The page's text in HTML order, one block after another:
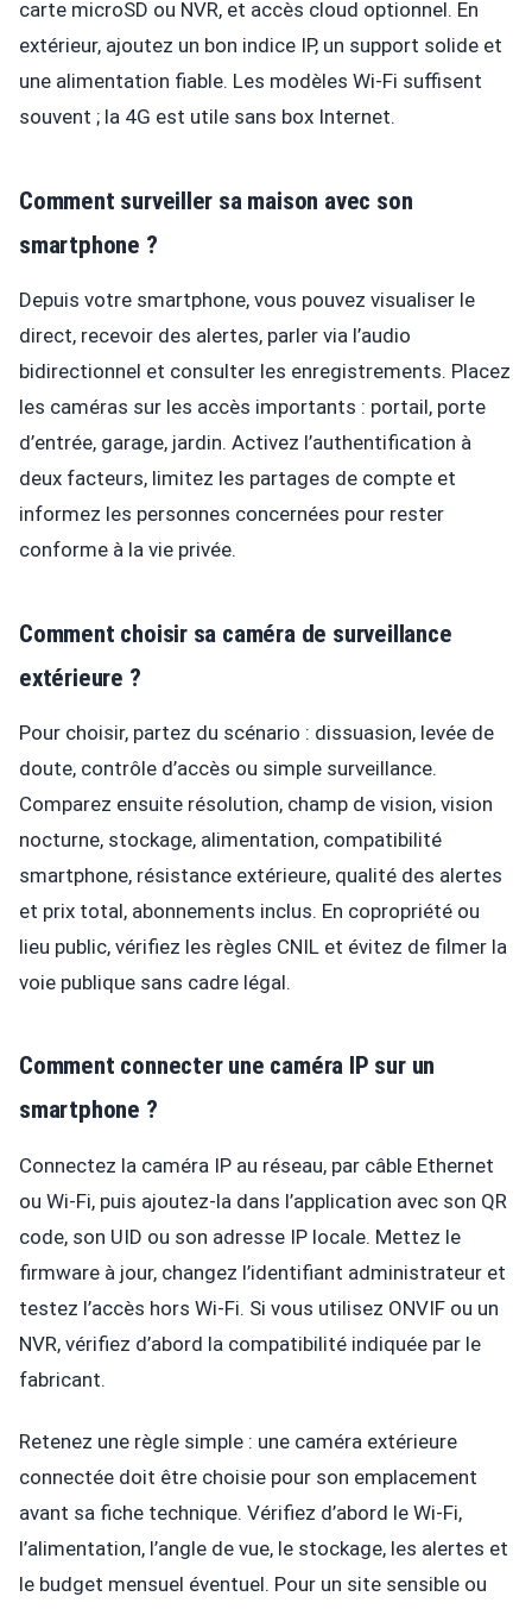
carte microSD ou NVR, et accès cloud optionnel. En
extérieur, ajoutez un bon indice IP, un support solide et
une alimentation fiable. Les modèles Wi-Fi suffisent
souvent ; la 4G est utile sans box Internet.
Comment surveiller sa maison avec son
smartphone ?
Depuis votre smartphone, vous pouvez visualiser le
direct, recevoir des alertes, parler via l’audio
bidirectionnel et consulter les enregistrements. Placez
les caméras sur les accès importants : portail, porte
d’entrée, garage, jardin. Activez l’authentification à
deux facteurs, limitez les partages de compte et
informez les personnes concernées pour rester
conforme à la vie privée.
Comment choisir sa caméra de surveillance
extérieure ?
Pour choisir, partez du scénario : dissuasion, levée de
doute, contrôle d’accès ou simple surveillance.
Comparez ensuite résolution, champ de vision, vision
nocturne, stockage, alimentation, compatibilité
smartphone, résistance extérieure, qualité des alertes
et prix total, abonnements inclus. En copropriété ou
lieu public, vérifiez les règles CNIL et évitez de filmer la
voie publique sans cadre légal.
Comment connecter une caméra IP sur un
smartphone ?
Connectez la caméra IP au réseau, par câble Ethernet
ou Wi-Fi, puis ajoutez-la dans l’application avec son QR
code, son UID ou son adresse IP locale. Mettez le
firmware à jour, changez l’identifiant administrateur et
testez l’accès hors Wi-Fi. Si vous utilisez ONVIF ou un
NVR, vérifiez d’abord la compatibilité indiquée par le
fabricant.
Retenez une règle simple : une caméra extérieure
connectée doit être choisie pour son emplacement
avant sa fiche technique. Vérifiez d’abord le Wi-Fi,
l’alimentation, l’angle de vue, le stockage, les alertes et
le budget mensuel éventuel. Pour un site sensible ou